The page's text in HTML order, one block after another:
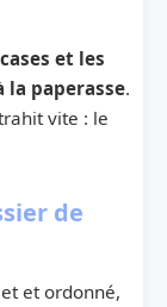
et les
la paperasse.
vite : le
de
et ordonné,